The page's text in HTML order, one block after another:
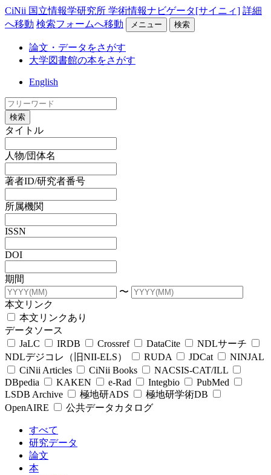
CiNii 国立情報学研究所 学術情報ナビゲータ[サイニィ] 詳細
へ移動 検索フォームへ移動 メニュー 検索
論文・データをさがす
大学図書館の本をさがす
English
検索
タイトル
人物/団体名
著者ID/研究者番号
所属機関
ISSN
DOI
期間
〜
本文リンク
本文リンクあり
データソース
JaLC
IRDB Crossref DataCite
NDLサーチ
NDLデジコレ（旧NII-ELS）
RUDA JDCat
NINJAL
CiNii Articles
CiNii Books
NACSIS-CAT/ILL
DBpedia
KAKEN e-Rad Integbio
PubMed
LSDB Archive
極地研ADS
極地研学術DB
OpenAIRE
公共データカタログ
すべて
研究データ
論文
本